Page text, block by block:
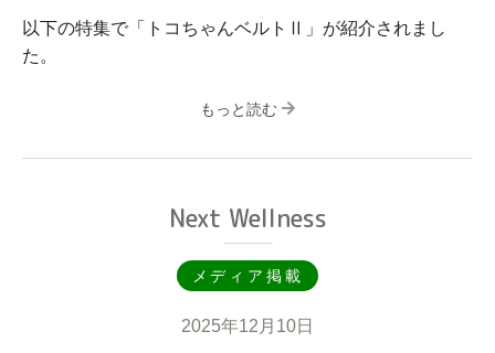
以下の特集で「トコちゃんベルトⅡ」が紹介されまし
た。
もっと読む
Next Wellness
メディア掲載
2025年12月10日